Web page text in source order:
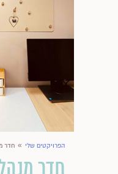
הפרויקטים שלי » חדר